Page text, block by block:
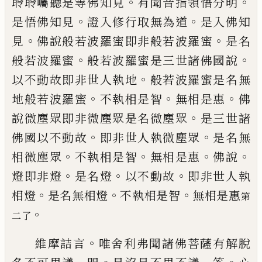
是悟佛知見 。證入修行取無為道 。 是入佛知
見 。佛說般若波羅蜜即非般若波羅蜜 。 是名
般若波羅蜜 。 般若波羅蜜是三世諸佛國說 。
以不動故即非世人執地 。 般若波羅蜜是名無
地般若波羅蜜 。 不執相是智 。 無相是惠 。 佛
說微塵眾即非微塵眾是名微塵眾 。 是三世諸
佛國以不動故 。 即非世人執微塵眾 。 是名無
相微塵眾 。 不執相是智 。 無相是惠 。佛說 。
燈即非燈 。 是名燈 。 以不動故 。 即非世人執
相燈 。 是名無相燈 。不執相是智 。 無相是惠第
二了 。
維摩詰言 。 唯舍利弗聞諸佛菩薩有解脫